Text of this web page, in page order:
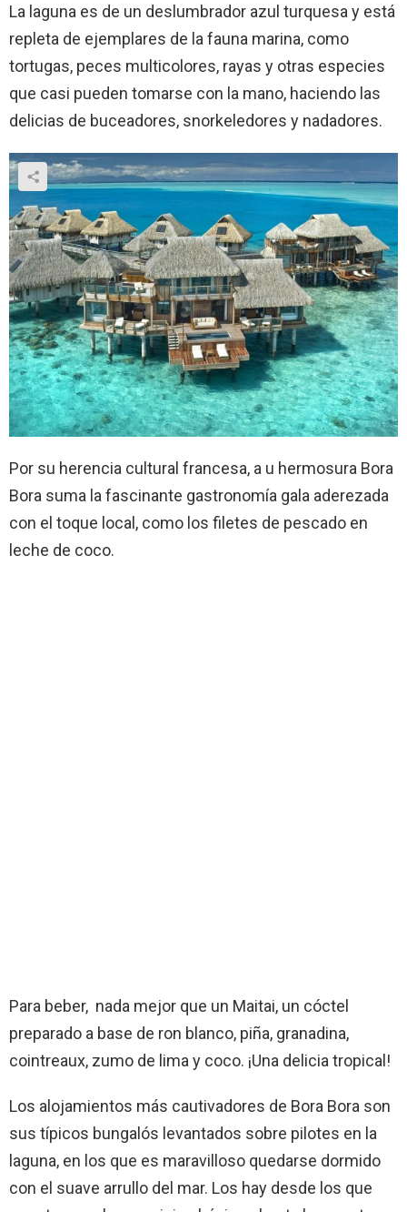
La laguna es de un deslumbrador azul turquesa y está
repleta de ejemplares de la fauna marina, como
tortugas, peces multicolores, rayas y otras especies
que casi pueden tomarse con la mano, haciendo las
delicias de buceadores, snorkeledores y nadadores.
Por su herencia cultural francesa, a u hermosura Bora
Bora suma la fascinante gastronomía gala aderezada
con el toque local, como los filetes de pescado en
leche de coco.
Para beber, nada mejor que un Maitai, un cóctel
preparado a base de ron blanco, piña, granadina,
cointreaux, zumo de lima y coco. ¡Una delicia tropical!
Los alojamientos más cautivadores de Bora Bora son
sus típicos bungalós levantados sobre pilotes en la
laguna, en los que es maravilloso quedarse dormido
con el suave arrullo del mar. Los hay desde los que